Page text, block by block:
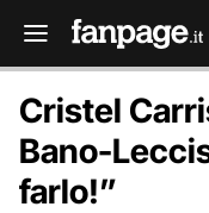
Cristel
Bano-
farlo!”